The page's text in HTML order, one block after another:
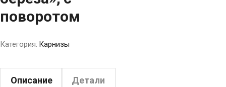
поворотом
Категория: Карнизы
Описание Детали